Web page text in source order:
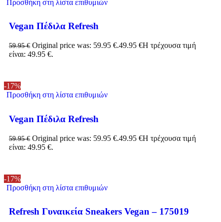
Προσθήκη στη λίστα επιθυμιών
Vegan Πέδιλα Refresh
59.95€ Original price was: 59.95 €.49.95 €Η τρέχουσα τιμή
είναι: 49.95 €.
-17%
Προσθήκη στη λίστα επιθυμιών
Vegan Πέδιλα Refresh
59.95€ Original price was: 59.95 €.49.95 €Η τρέχουσα τιμή
είναι: 49.95 €.
-17%
Προσθήκη στη λίστα επιθυμιών
Refresh Γυναικεία Sneakers Vegan – 175019